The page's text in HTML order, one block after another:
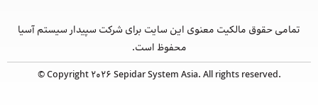
تمامی حقوق مالکیت معنوی این ‌سایت برای شرکت سپیدار سیستم آسیا
محفوظ است.
© Copyright 2026 Sepidar System Asia. All rights reserved.